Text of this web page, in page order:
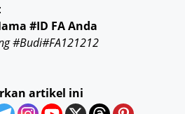
#ID FA Anda
#Budi#FA121212
artikel ini